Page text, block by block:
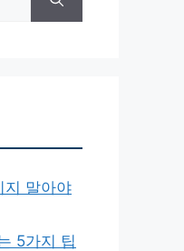
지 말아야
5가지 팁